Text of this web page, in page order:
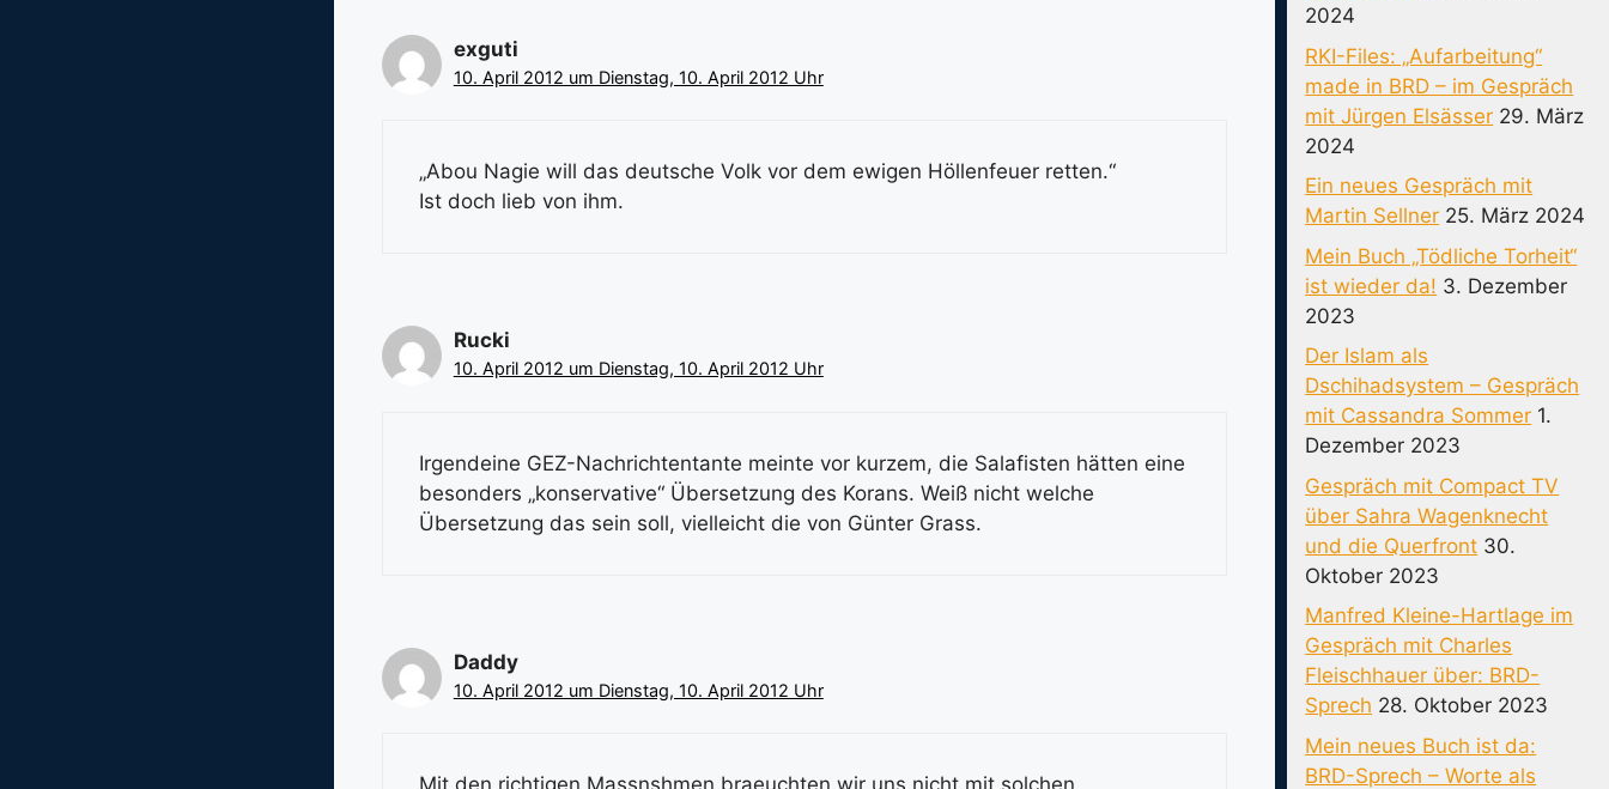
exguti
10. April 2012 um Dienstag, 10. April 2012 Uhr
„Abou Nagie will das deutsche Volk vor dem ewigen Höllenfeuer retten.“
Ist doch lieb von ihm.
Rucki
10. April 2012 um Dienstag, 10. April 2012 Uhr
Irgendeine GEZ-Nachrichtentante meinte vor kurzem, die Salafisten hätten eine
besonders „konservative“ Übersetzung des Korans. Weiß nicht welche
Übersetzung das sein soll, vielleicht die von Günter Grass.
Daddy
10. April 2012 um Dienstag, 10. April 2012 Uhr
2024
RKI-Files: „Aufarbeitung“
made in BRD – im Gespräch
mit Jürgen Elsässer 29. März
2024
Ein neues Gespräch mit
Martin Sellner 25. März 2024
Mein Buch „Tödliche Torheit“
ist wieder da! 3. Dezember
2023
Der Islam als
Dschihadsystem – Gespräch
mit Cassandra Sommer 1.
Dezember 2023
Gespräch mit Compact TV
über Sahra Wagenknecht
und die Querfront 30.
Oktober 2023
Manfred Kleine-Hartlage im
Gespräch mit Charles
Fleischhauer über: BRD-
Sprech 28. Oktober 2023
Mein neues Buch ist da:
BRD-Sprech – Worte als